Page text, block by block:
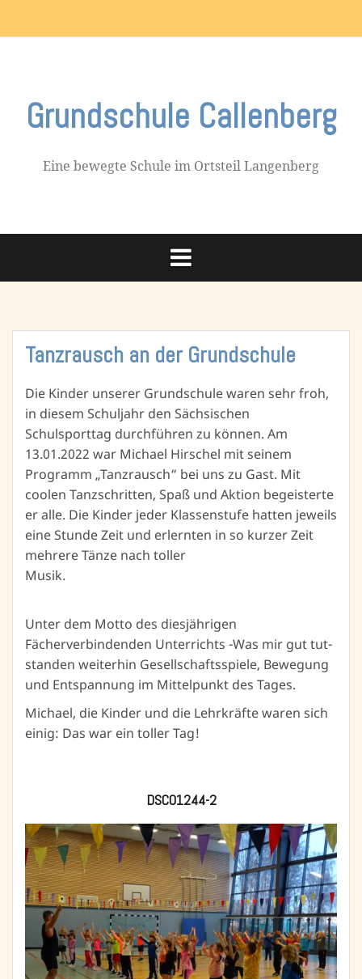
Grundschule Callenberg
Eine bewegte Schule im Ortsteil Langenberg
Tanzrausch an der Grundschule
Die Kinder unserer Grundschule waren sehr froh,
in diesem Schuljahr den Sächsischen
Schulsporttag durchführen zu können. Am
13.01.2022 war Michael Hirschel mit seinem
Programm „Tanzrausch“ bei uns zu Gast. Mit
coolen Tanzschritten, Spaß und Aktion begeisterte
er alle. Die Kinder jeder Klassenstufe hatten jeweils
eine Stunde Zeit und erlernten in so kurzer Zeit
mehrere Tänze nach toller
Musik.
Unter dem Motto des diesjährigen
Fächerverbindenden Unterrichts -Was mir gut tut-
standen weiterhin Gesellschaftsspiele, Bewegung
und Entspannung im Mittelpunkt des Tages.
Michael, die Kinder und die Lehrkräfte waren sich
einig: Das war ein toller Tag!
DSC01244-2